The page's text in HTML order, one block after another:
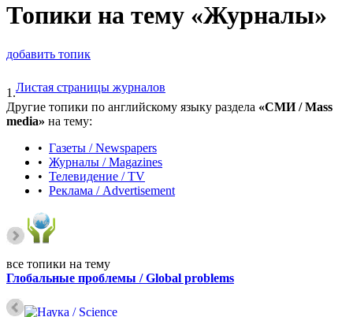
Топики на тему «Журналы»
добавить топик
1.Листая страницы журналов
Другие топики по английскому языку раздела «СМИ / Mass
media» на тему:
• Газеты / Newspapers
• Журналы / Magazines
• Телевидение / TV
• Реклама / Advertisement
все топики на тему
Глобальные проблемы / Global problems